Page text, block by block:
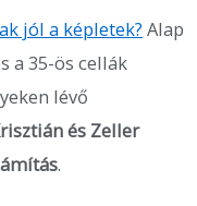
jól a képletek? Alap
a 35-ös cellák
lévő
és Zeller
.